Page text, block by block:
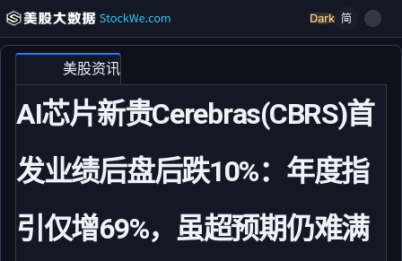
Dark 简
美股资讯
AI芯片新贵Cerebras(CBRS)首
发业绩后盘后跌10%：年度指
引仅增69%，虽超预期仍难满